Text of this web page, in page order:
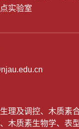
实验室
理及调控、木质素
木质素生物学、表